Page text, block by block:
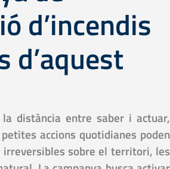
d’incendis
d’aquest
distància entre saber i actuar,
accions quotidianes poden
irreversibles sobre el territori, les